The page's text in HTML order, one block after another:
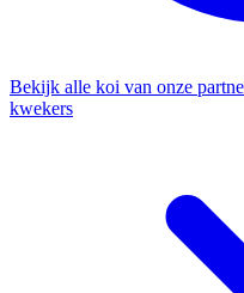
Bekijk alle koi van onze
kwekers